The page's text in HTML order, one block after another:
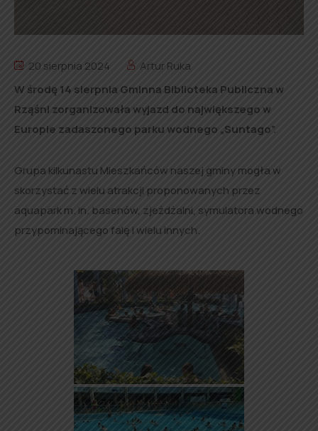
20 sierpnia 2024
Artur Ruka
W środę 14 sierpnia Gminna Biblioteka Publiczna w
Rząśni zorganizowała wyjazd do największego w
Europie zadaszonego parku wodnego „Suntago”.
Grupa kilkunastu Mieszkańców naszej gminy mogła w
skorzystać z wielu atrakcji proponowanych przez
aquapark m. in. basenów, zjeżdżalni, symulatora wodnego
przypominającego falę i wielu innych.